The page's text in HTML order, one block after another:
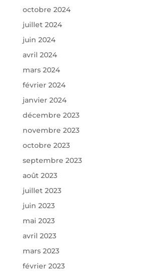
octobre 2024
juillet 2024
juin 2024
avril 2024
mars 2024
février 2024
janvier 2024
décembre 2023
novembre 2023
octobre 2023
septembre 2023
août 2023
juillet 2023
juin 2023
mai 2023
avril 2023
mars 2023
février 2023